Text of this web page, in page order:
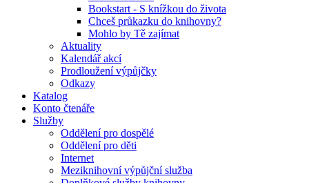
Bookstart - S knížkou do života
Chceš průkazku do knihovny?
Mohlo by Tě zajímat
Aktuality
Kalendář akcí
Prodloužení výpůjčky
Odkazy
Katalog
Konto čtenáře
Služby
Oddělení pro dospělé
Oddělení pro děti
Internet
Meziknihovní výpůjční služba